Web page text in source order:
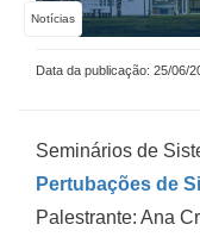
Notícias
Data da publicação: 25/06/
Seminários de
Pertubações de
Palestrante: Ana